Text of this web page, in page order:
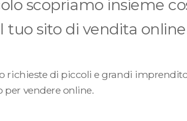
scopriamo insieme
tuo sito di vendita online
richieste di piccoli e grandi
vendere online.